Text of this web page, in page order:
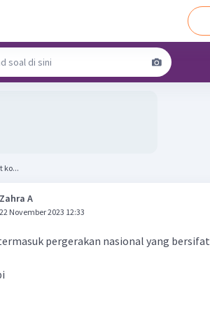
ko...
Zahra A
22 November 2023 12:33
pergerakan nasional yang